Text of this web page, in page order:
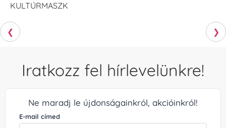
KULTÚRMASZK
❮ ❯
Iratkozz fel hírlevelünkre!
Ne maradj le újdonságainkról, akcióinkról!
E-mail címed